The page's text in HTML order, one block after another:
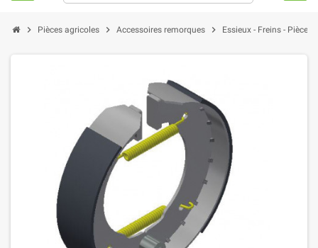
chevron_right Pièces agricoles chevron_right Accessoires remorques chevron_right Essieux - Freins - Pièces